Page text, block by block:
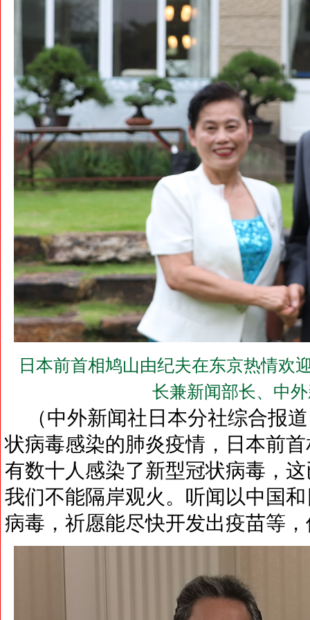
日本前首相鸠山由纪夫在东京热情欢
长兼新闻部长、中
（中外新闻社日本分社综合报
状病毒感染的肺炎疫情，日本前
有数十人感染了新型冠状病毒，
我们不能隔岸观火。听闻以中国
病毒，祈愿能尽快开发出疫苗等